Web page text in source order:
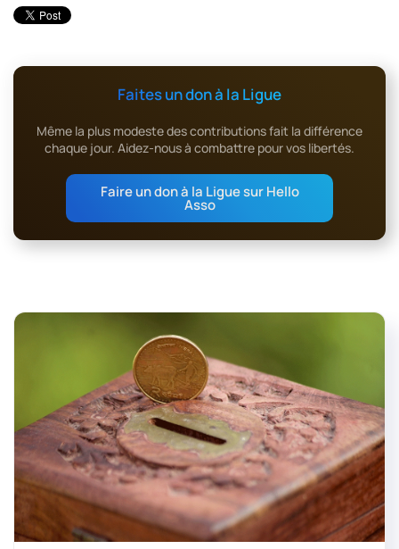
Faites un don à la Ligue
Même la plus modeste des contributions fait la différence
chaque jour. Aidez-nous à combattre pour vos libertés.
Faire un don à la Ligue sur Hello
Asso